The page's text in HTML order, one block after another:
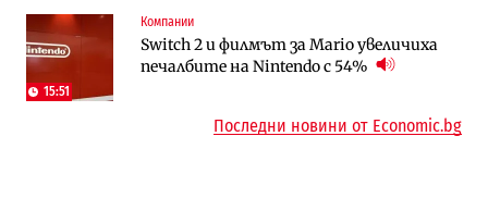
15:51
Компании
Switch 2 и филмът за Mario увеличиха
печалбите на Nintendo с 54%
Публични финанси
Общините вече зависят от
централната власт за 75% от
Компании
А1 отново е лидер при технологичните
компании и системните интегратори
Последни новини от Economic.bg